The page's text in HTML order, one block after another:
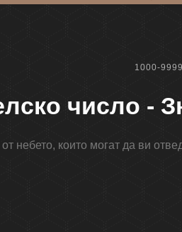
1000-9999
число -
небето, които могат да ви